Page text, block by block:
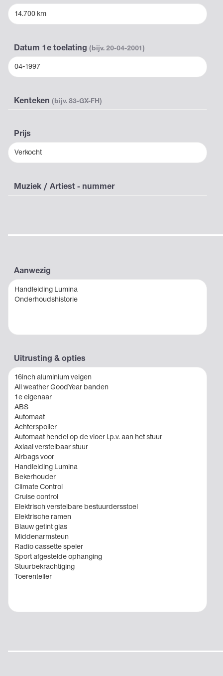
14.700 km
Datum 1e toelating (bijv. 20-04-2001)
04-1997
Kenteken (bijv. 83-GX-FH)
Prijs
Verkocht
Muziek / Artiest - nummer
Aanwezig
Handleiding Lumina
Onderhoudshistorie
Uitrusting & opties
16inch aluminium velgen
All weather GoodYear banden
1e eigenaar
ABS
Automaat
Achterspoiler
Automaat hendel op de vloer i.p.v. aan het stuur
Axiaal verstelbaar stuur
Airbags voor
Handleiding Lumina
Bekerhouder
Climate Control
Cruise control
Elektrisch verstelbare bestuurdersstoel
Elektrische ramen
Blauw getint glas
Middenarmsteun
Radio cassette speler
Sport afgestelde ophanging
Stuurbekrachtiging
Toerenteller